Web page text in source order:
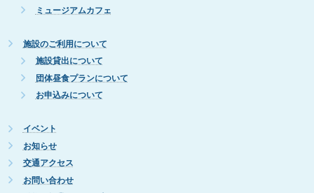
ミュージアムカフェ
施設のご利用について
施設貸出について
団体昼食プランについて
お申込みについて
イベント
お知らせ
交通アクセス
お問い合わせ